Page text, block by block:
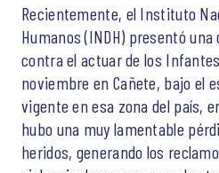
Recientemente, el Instituto
Humanos (INDH) presentó
contra el actuar de los
noviembre en Cañete, bajo el
vigente en esa zona del país,
hubo una muy lamentable
heridos, generando los